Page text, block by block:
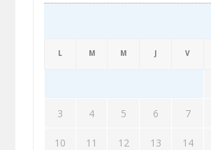
L M M J V
3 4 5 6 7
10 11 12 13 14